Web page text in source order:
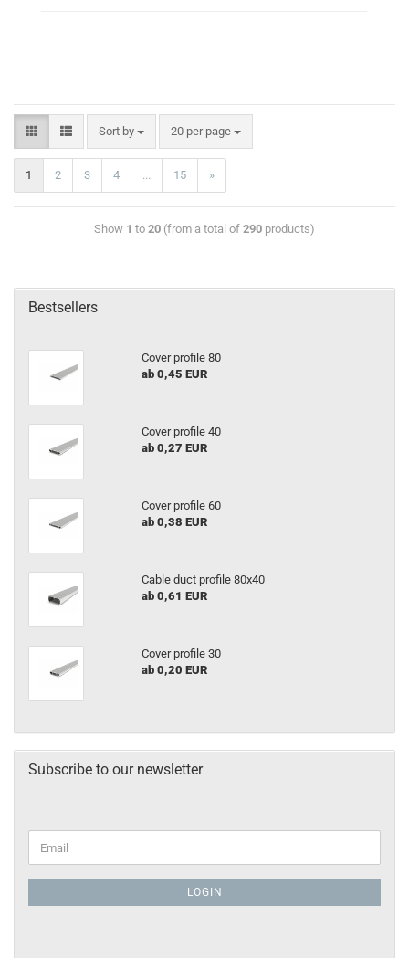
Sort by 20 per page
1 2 3 4 ... 15 »
Show 1 to 20 (from a total of 290 products)
Bestsellers
Cover profile 80
ab 0,45 EUR
Cover profile 40
ab 0,27 EUR
Cover profile 60
ab 0,38 EUR
Cable duct profile 80x40
ab 0,61 EUR
Cover profile 30
ab 0,20 EUR
Subscribe to our newsletter
LOGIN